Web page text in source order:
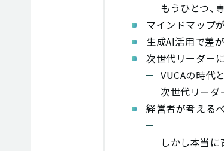
もうひとつ、
マインドマップ
生成AI活用で差
次世代リーダー
VUCAの時代
次世代リーダ
経営者が考える
しかし本当に